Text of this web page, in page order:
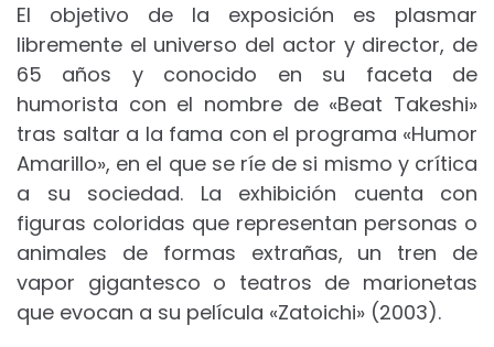
El objetivo de la exposición es plasmar
libremente el universo del actor y director, de
65 años y conocido en su faceta de
humorista con el nombre de «Beat Takeshi»
tras saltar a la fama con el programa «Humor
Amarillo», en el que se ríe de si mismo y crítica
a su sociedad. La exhibición cuenta con
figuras coloridas que representan personas o
animales de formas extrañas, un tren de
vapor gigantesco o teatros de marionetas
que evocan a su película «Zatoichi» (2003).